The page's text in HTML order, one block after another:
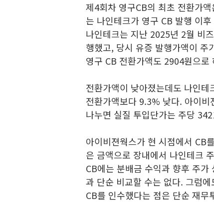
제4회차 영구CB의 최초 전환가
는 나인테크가 영구 CB 발행 이
나인테크는 지난 2025년 2월 비
행했고, 당시 유증 발행가액이 주
영구 CB 전환가액도 2904원으로
전환가액이 낮아졌는데도 나인
전환가액보다 9.3% 낮다. 아이
나누면 실질 투입단가는 주당
아이비젼웍스가 현 시점에서 CB
은 금액으로 장내에서 나인테크
CB에는 분배금 수익과 향후 주
과 단순 비교할 수는 없다. 그럼
CB를 인수했다는 점은 단순 재